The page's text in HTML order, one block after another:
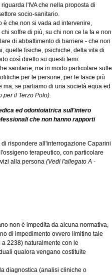
l'IVA che nella proposta di
socio-sanitario.
è che non si vada ad intervenire,
soffre di più, su chi non ce la fa e non
di abbattimento di barriere - che non
quelle fisiche, psichiche, della vita di
così diretto su questi temi.
sanitarie, ma in modo particolare sulle
per le persone, per le fasce più
se parliamo di una società equa ed
per il Terzo Polo).
ed odontoiatrica sull'intero
che non hanno rapporti
rispondere all'interrogazione Caparini
terapeutico, con particolare
alla persona (Vedi l'allegato A -
non è impedita da alcuna normativa,
di impedimento ovvero limitino tale
2238) naturalmente con le
qualora vengano costituite
diagnostica (analisi cliniche o